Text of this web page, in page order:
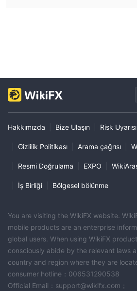
Hakkımızda Bize Ulaşın Risk Uyarısı
Gizlilik Politikası Arama çağrısı
Resmi Doğrulama EXPO
İş Birliği Bölgesel bölünme
You are visiting the WikiFX website.
mobile products are an enterprise
global users. When using WikiFX
consciously abide by the relevant laws
country and region where they are
consumer hotline：006531290538
Official Email：support@wikifx.com；